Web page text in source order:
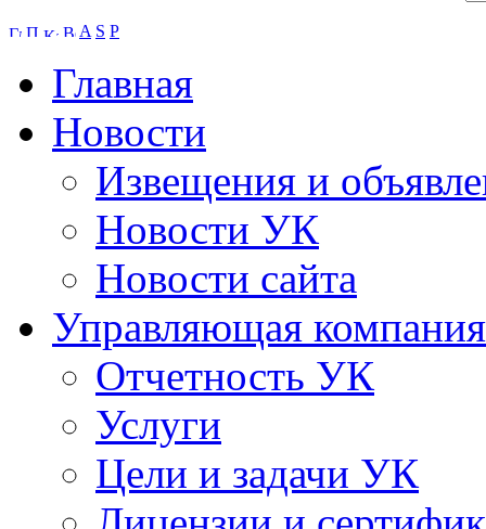
A S P
Главная
Новости
Извещения и
Новости УК
Новости сайта
Управляющая компания
Отчетность УК
Услуги
Цели и задачи УК